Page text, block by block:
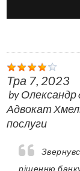
Тра 7, 2023
byОлександр
Адвокат
послуги
рішенню